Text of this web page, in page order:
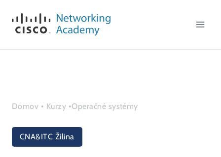
content
Domov • Kurzy •Operačné systémy
CNA&ITC Žilina